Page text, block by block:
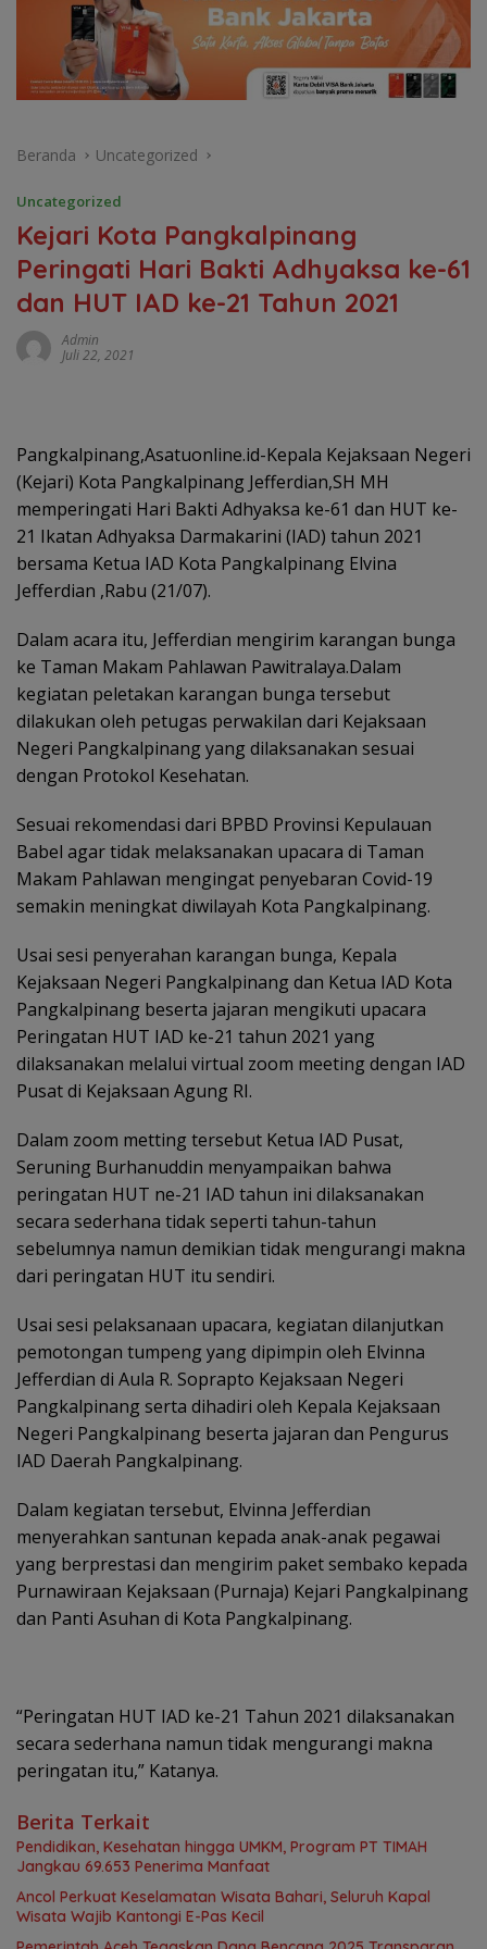
Beranda Uncategorized
Uncategorized
Kejari Kota Pangkalpinang
Peringati Hari Bakti Adhyaksa ke-61
dan HUT IAD ke-21 Tahun 2021
Admin
Juli 22, 2021
Pangkalpinang,Asatuonline.id-Kepala Kejaksaan Negeri
(Kejari) Kota Pangkalpinang Jefferdian,SH MH
memperingati Hari Bakti Adhyaksa ke-61 dan HUT ke-
21 Ikatan Adhyaksa Darmakarini (IAD) tahun 2021
bersama Ketua IAD Kota Pangkalpinang Elvina
Jefferdian ,Rabu (21/07).
Dalam acara itu, Jefferdian mengirim karangan bunga
ke Taman Makam Pahlawan Pawitralaya.Dalam
kegiatan peletakan karangan bunga tersebut
dilakukan oleh petugas perwakilan dari Kejaksaan
Negeri Pangkalpinang yang dilaksanakan sesuai
dengan Protokol Kesehatan.
Sesuai rekomendasi dari BPBD Provinsi Kepulauan
Babel agar tidak melaksanakan upacara di Taman
Makam Pahlawan mengingat penyebaran Covid-19
semakin meningkat diwilayah Kota Pangkalpinang.
Usai sesi penyerahan karangan bunga, Kepala
Kejaksaan Negeri Pangkalpinang dan Ketua IAD Kota
Pangkalpinang beserta jajaran mengikuti upacara
Peringatan HUT IAD ke-21 tahun 2021 yang
dilaksanakan melalui virtual zoom meeting dengan IAD
Pusat di Kejaksaan Agung RI.
Dalam zoom metting tersebut Ketua IAD Pusat,
Seruning Burhanuddin menyampaikan bahwa
peringatan HUT ne-21 IAD tahun ini dilaksanakan
secara sederhana tidak seperti tahun-tahun
sebelumnya namun demikian tidak mengurangi makna
dari peringatan HUT itu sendiri.
Usai sesi pelaksanaan upacara, kegiatan dilanjutkan
pemotongan tumpeng yang dipimpin oleh Elvinna
Jefferdian di Aula R. Soprapto Kejaksaan Negeri
Pangkalpinang serta dihadiri oleh Kepala Kejaksaan
Negeri Pangkalpinang beserta jajaran dan Pengurus
IAD Daerah Pangkalpinang.
Dalam kegiatan tersebut, Elvinna Jefferdian
menyerahkan santunan kepada anak-anak pegawai
yang berprestasi dan mengirim paket sembako kepada
Purnawiraan Kejaksaan (Purnaja) Kejari Pangkalpinang
dan Panti Asuhan di Kota Pangkalpinang.
“Peringatan HUT IAD ke-21 Tahun 2021 dilaksanakan
secara sederhana namun tidak mengurangi makna
peringatan itu,” Katanya.
Berita Terkait
Pendidikan, Kesehatan hingga UMKM, Program PT TIMAH
Jangkau 69.653 Penerima Manfaat
Ancol Perkuat Keselamatan Wisata Bahari, Seluruh Kapal
Wisata Wajib Kantongi E-Pas Kecil